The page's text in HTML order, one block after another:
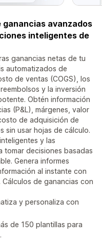
ganancias avanzados
inteligentes de
ganancias netas de tu
automatizados de
de ventas (COGS), los
y la inversión
Obtén información
(P&L), márgenes, valor
de adquisición de
sin usar hojas de cálculo.
y las
tomar decisiones basadas
Genera informes
al instante con
de ganancias con
y personaliza con
de 150 plantillas para